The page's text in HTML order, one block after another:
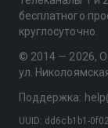
бесплатного
круглосуточно.
© 2014 — 2026,
ул.
Поддержка:
UUID: dd6cb1b1-